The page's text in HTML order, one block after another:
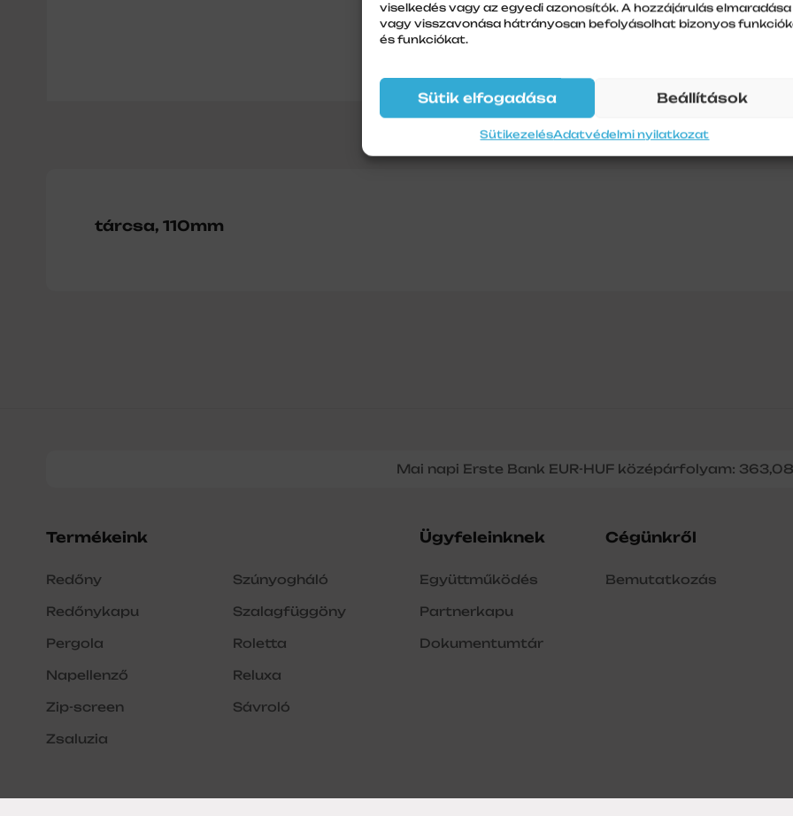
viselkedés vagy az egyedi azonosítók. A hozzájárulás elmaradása
vagy visszavonása hátrányosan befolyásolhat bizonyos
és funkciókat.
Sütik elfogadása Beállítások
SütikezelésAdatvédelmi nyilatkozat
tárcsa, 110mm
Mai napi Erste Bank EUR-HUF középárfolyam: 363,08
Termékeink
Redőny
Redőnykapu
Pergola
Napellenző
Zip-screen
Zsaluzia
Szúnyogháló
Szalagfüggöny
Roletta
Reluxa
Sávroló
Ügyfeleinknek
Együttműködés
Partnerkapu
Dokumentumtár
Cégünkről
Bemutatkozás